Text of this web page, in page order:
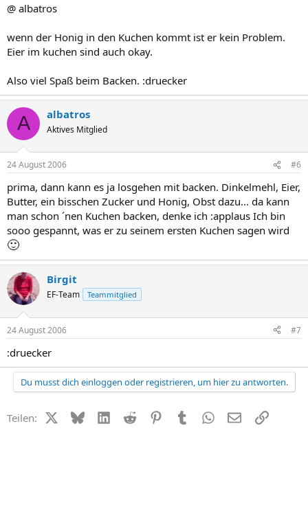
@ albatros
wenn der Honig in den Kuchen kommt ist er kein Problem.
Eier im kuchen sind auch okay.
Also viel Spaß beim Backen. :druecker
A albatros
Aktives Mitglied
24 August 2006 #6
prima, dann kann es ja losgehen mit backen. Dinkelmehl, Eier,
Butter, ein bisschen Zucker und Honig, Obst dazu... da kann
man schon ´nen Kuchen backen, denke ich :applaus Ich bin
sooo gespannt, was er zu seinem ersten Kuchen sagen wird
🙂
Birgit
EF-Team Teammitglied
24 August 2006 #7
:druecker
Du musst dich einloggen oder registrieren, um hier zu antworten.
Teilen: X (Twitter)
BlueskyLinkedIn
Reddit PinterestTumblr WhatsApp
E-MailLink